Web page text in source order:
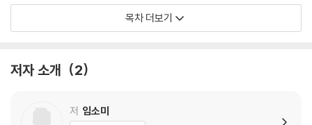
PART 2. 삼국 통일의 대업을 이룬 신라
한반도 최초의 통일을 이룬 통일신라
해동성국 발해가 우리의 역사인 이유
목차 더보기
저자 소개 2
저 임소미